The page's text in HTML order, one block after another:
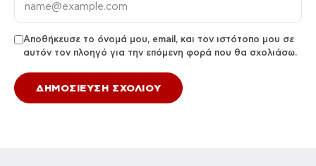
Αποθήκευσε το όνομά μου, email, και τον ιστότοπο μου σε
αυτόν τον πλοηγό για την επόμενη φορά που θα σχολιάσω.